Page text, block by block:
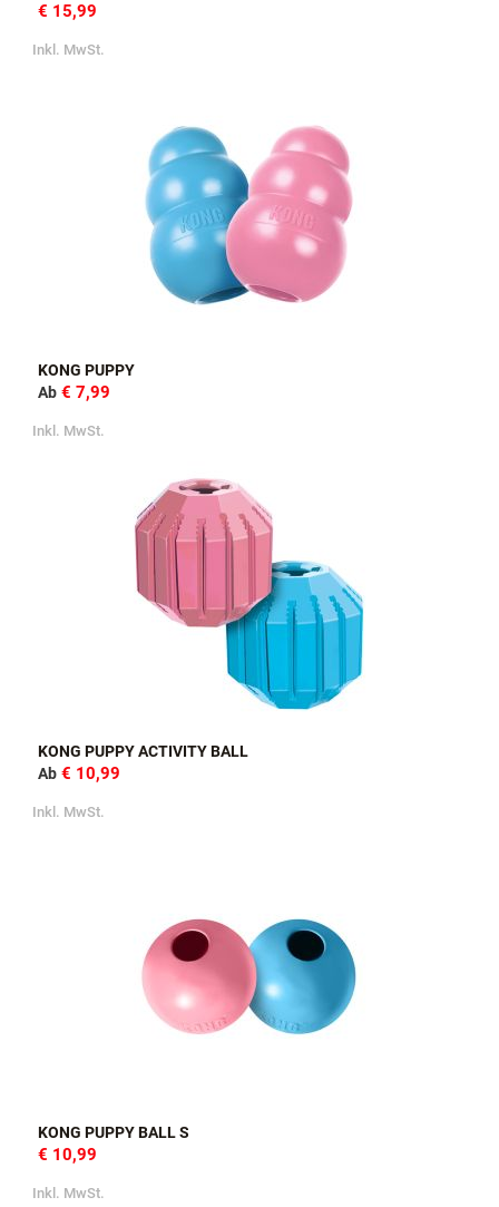
€ 15,99
Inkl. MwSt.
KONG PUPPY
Ab € 7,99
Inkl. MwSt.
KONG PUPPY ACTIVITY BALL
Ab € 10,99
Inkl. MwSt.
KONG PUPPY BALL S
€ 10,99
Inkl. MwSt.